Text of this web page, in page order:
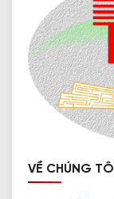
VỀ CHÚNG TÔI